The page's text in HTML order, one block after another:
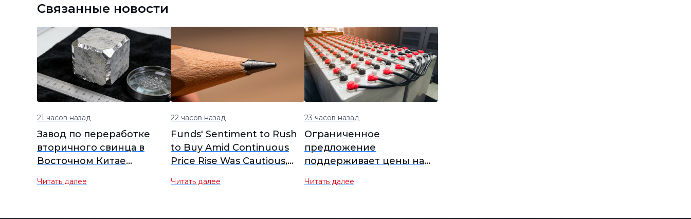
Связанные новости
21 часов назад
Завод по переработке
вторичного свинца в
Восточном Китае
производство на 3
Читать далее
22 часов назад
Funds' Sentiment to Rush
to Buy Amid Continuous
Price Rise Was Cautious,
Closed Higher Today [Lead
Читать далее
23 часов назад
Ограниченное
предложение
поддерживает цены на
следующей неделе
Читать далее